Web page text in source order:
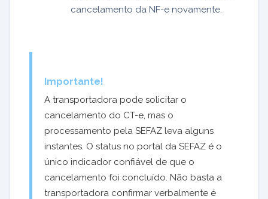
cancelamento da NF-e novamente.
Importante!
A transportadora pode solicitar o
cancelamento do CT-e, mas o
processamento pela SEFAZ leva alguns
instantes. O status no portal da SEFAZ é o
único indicador confiável de que o
cancelamento foi concluído. Não basta a
transportadora confirmar verbalmente é